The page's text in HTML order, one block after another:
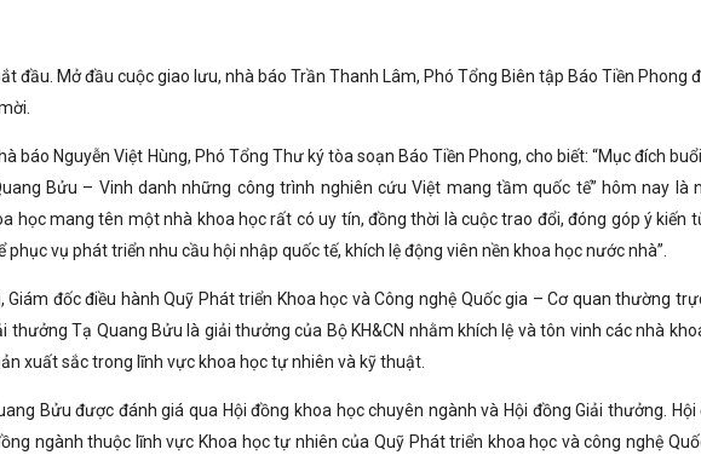
đầu. Mở đầu cuộc giao lưu, nhà báo Trần Thanh Lâm, Phó Tổng Biên tập Báo Tiền Phong
báo Nguyễn Việt Hùng, Phó Tổng Thư ký tòa soạn Báo Tiền Phong, cho biết: “Mục đích
Bửu – Vinh danh những công trình nghiên cứu Việt mang tầm quốc tế” hôm nay là
học mang tên một nhà khoa học rất có uy tín, đồng thời là cuộc trao đổi, đóng góp ý kiến
vụ phát triển nhu cầu hội nhập quốc tế, khích lệ động viên nền khoa học nước nhà”.
đốc điều hành Quỹ Phát triển Khoa học và Công nghệ Quốc gia – Cơ quan thường
thưởng Tạ Quang Bửu là giải thưởng của Bộ KH&CN nhằm khích lệ và tôn vinh các nhà
xuất sắc trong lĩnh vực khoa học tự nhiên và kỹ thuật.
Bửu được đánh giá qua Hội đồng khoa học chuyên ngành và Hội đồng Giải thưởng. Hội
ngành thuộc lĩnh vực Khoa học tự nhiên của Quỹ Phát triển khoa học và công nghệ